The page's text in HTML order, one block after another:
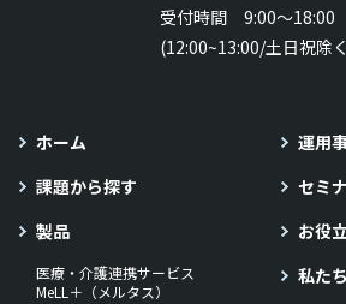
受付時間 9:00～18:00
(12:00~13:00/土日祝除
ホーム
課題から探す
製品
医療・介護連携サービス
MeLL＋（メルタス）
運用
セミ
お役
私た